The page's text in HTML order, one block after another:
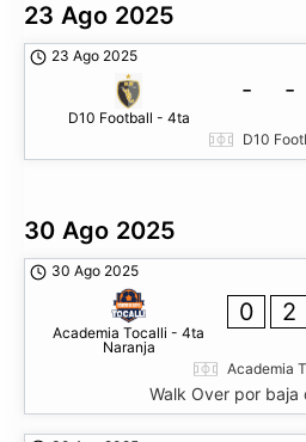
23 Ago 2025
23 Ago 2025
D10 Football - 4ta
- -
D10
30 Ago 2025
30 Ago 2025
Academia Tocalli - 4ta
Naranja
0 2
Academia
Walk Over por baja